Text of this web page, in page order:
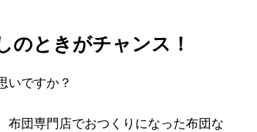
のときがチャンス！
ですか？
団専門店でおつくりになった布団な